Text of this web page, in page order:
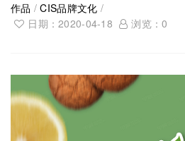
作品 /CIS品牌文化 /
日期：2020-04-18
浏览：0